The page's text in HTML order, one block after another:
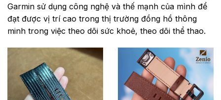
Garmin sử dụng công nghệ và thế mạnh của mình để
đạt được vị trí cao trong thị trường đồng hồ thông
minh trong việc theo dõi sức khoẻ, theo dõi thể thao.